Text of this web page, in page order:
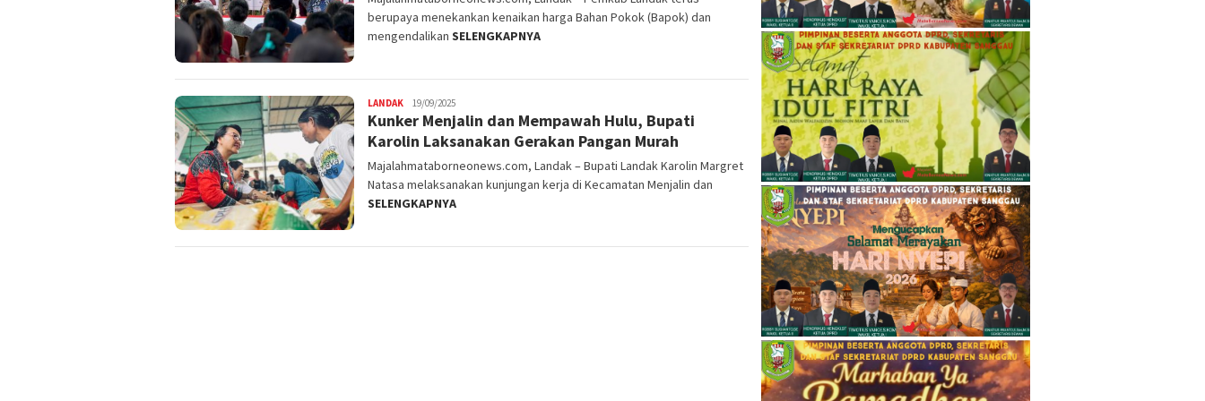
berupaya menekankan kenaikan harga Bahan Pokok (Bapok) dan
mengendalikan SELENGKAPNYA
LANDAK 19/09/2025
Kunker Menjalin dan Mempawah Hulu, Bupati
Karolin Laksanakan Gerakan Pangan Murah
Majalahmataborneonews.com, Landak – Bupati Landak Karolin Margret
Natasa melaksanakan kunjungan kerja di Kecamatan Menjalin dan
SELENGKAPNYA